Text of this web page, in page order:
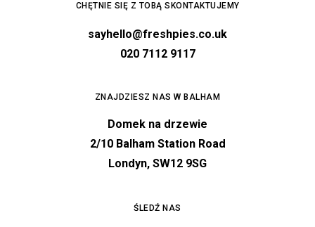
CHĘTNIE SIĘ Z TOBĄ SKONTAKTUJEMY
sayhello@freshpies.co.uk
020 7112 9117
ZNAJDZIESZ NAS W BALHAM
Domek na drzewie
2/10 Balham Station Road
Londyn, SW12 9SG
ŚLEDŹ NAS